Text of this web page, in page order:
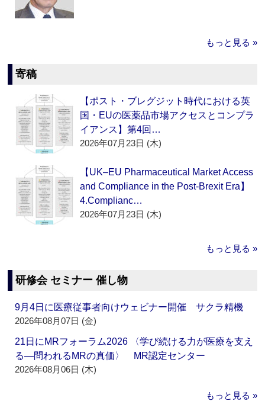
もっと見る »
寄稿
【ポスト・ブレグジット時代における英
国・EUの医薬品市場アクセスとコンプラ
イアンス】第4回…
2026年07月23日 (木)
【UK–EU Pharmaceutical Market Access
and Compliance in the Post-Brexit Era】
4.Complianc…
2026年07月23日 (木)
もっと見る »
研修会 セミナー 催し物
9月4日に医療従事者向けウェビナー開催 サクラ精機
2026年08月07日 (金)
21日にMRフォーラム2026 〈学び続ける力が医療を支え
る―問われるMRの真価〉 MR認定センター
2026年08月06日 (木)
もっと見る »